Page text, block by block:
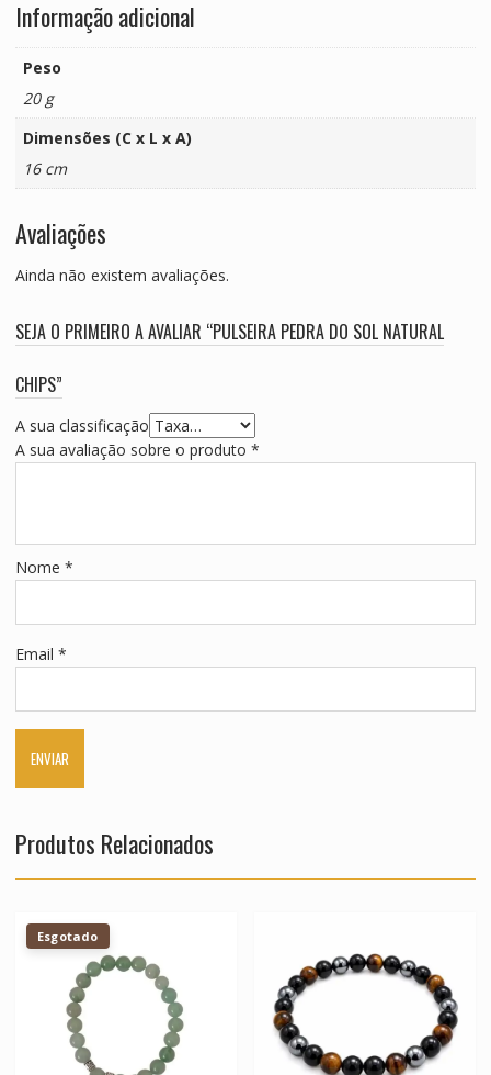
Informação adicional
Peso
20 g
Dimensões (C x L x A)
16 cm
Avaliações
Ainda não existem avaliações.
SEJA O PRIMEIRO A AVALIAR “PULSEIRA PEDRA DO SOL NATURAL
CHIPS”
A sua classificação
A sua avaliação sobre o produto *
Nome *
Email *
Produtos Relacionados
Esgotado